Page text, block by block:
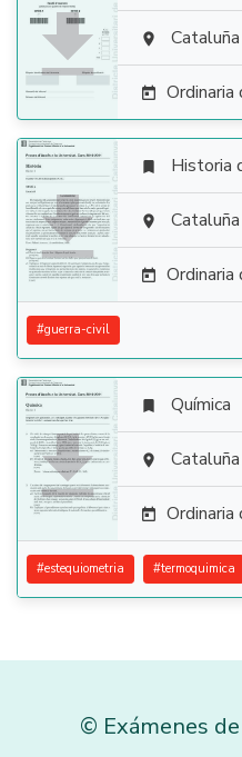
  Cataluña


 Historia
 Cataluña

#guerra-civil

 Química
 Cataluña

#estequiometria #termoquimica
© Exámenes